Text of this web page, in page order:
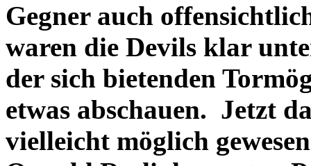
Gegner auch
waren die Devils klar
der sich bietenden
etwas abschauen. Jetzt
vielleicht möglich